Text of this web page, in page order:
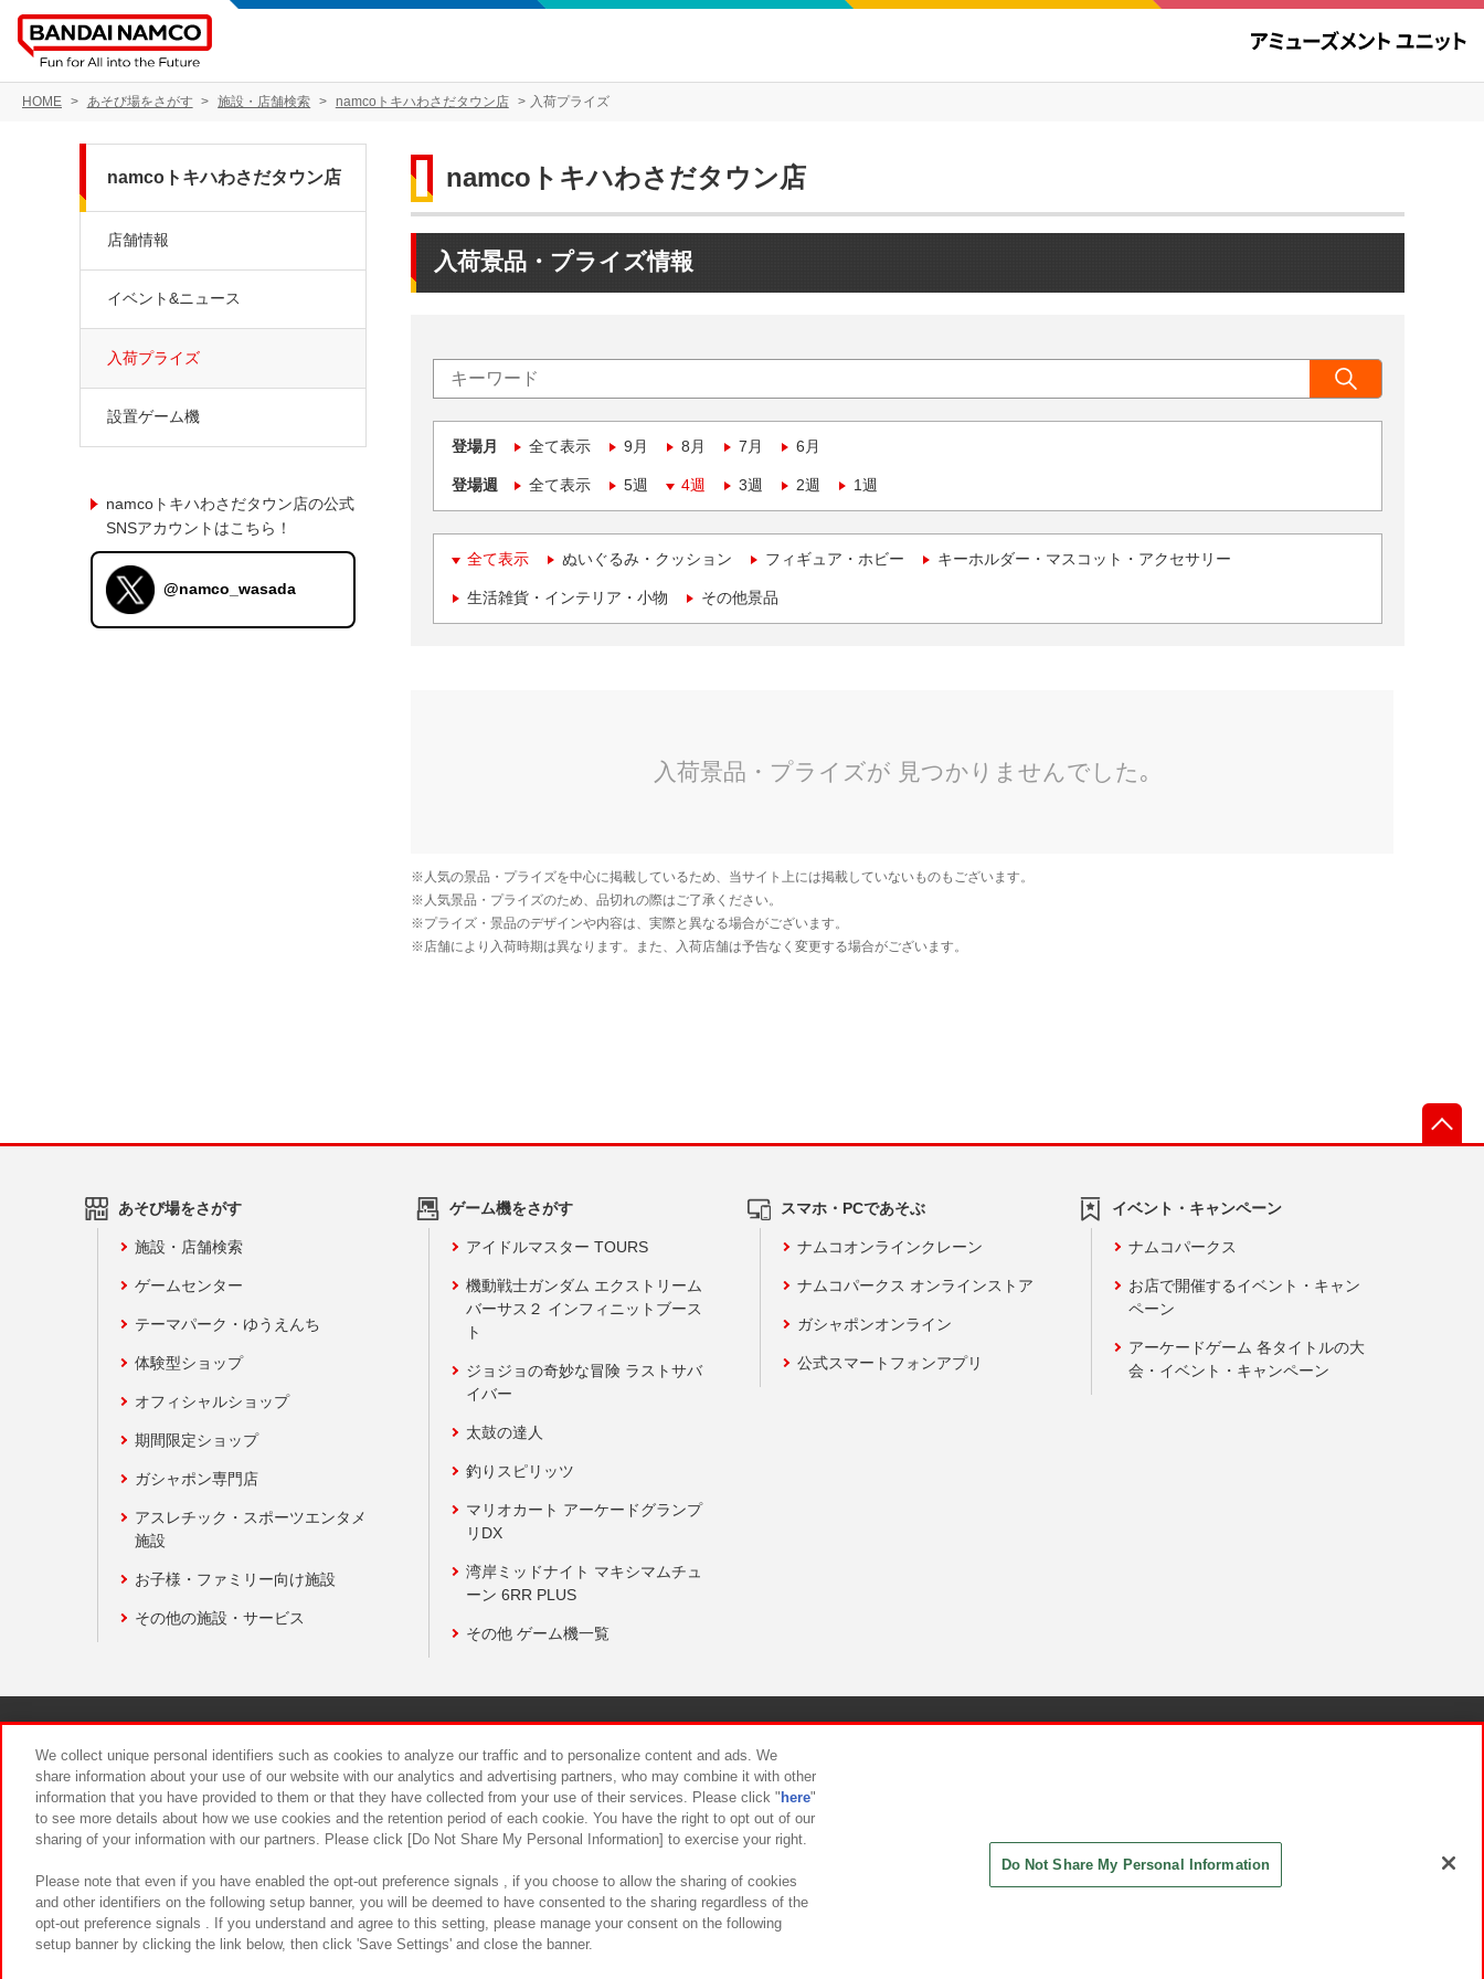
HOME あそび場をさがす 施設・店舗検索 namcoトキハわさだタウン店 入荷プライズ
namcoトキハわさだタウン店
入荷景品・プライズ情報
登場月 全て表示 9月 8月 7月 6月
登場週 全て表示 5週 4週 3週 2週 1週
全て表示 ぬいぐるみ・クッション フィギュア・ホビー キーホルダー・マスコット・アクセサリー
生活雑貨・インテリア・小物 その他景品
namcoトキハわさだタウン店
店舗情報
イベント&ニュース
入荷プライズ
設置ゲーム機
namcoトキハわさだタウン店の公式
SNSアカウントはこちら！
@namco_wasada
あそび場をさがす
施設・店舗検索
ゲームセンター
テーマパーク・ゆうえんち
体験型ショップ
オフィシャルショップ
期間限定ショップ
ガシャポン専門店
アスレチック・スポーツエンタメ
施設
お子様・ファミリー向け施設
その他の施設・サービス
ゲーム機をさがす
アイドルマスター TOURS
機動戦士ガンダム エクストリーム
バーサス２ インフィニットブース
ト
ジョジョの奇妙な冒険 ラストサバ
イバー
太鼓の達人
釣りスピリッツ
マリオカート アーケードグランプ
リDX
湾岸ミッドナイト マキシマムチュ
ーン 6RR PLUS
その他 ゲーム機一覧
スマホ・PCであそぶ
ナムコオンラインクレーン
ナムコパークス オンラインストア
ガシャポンオンライン
公式スマートフォンアプリ
イベント・キャンペーン
ナムコパークス
お店で開催するイベント・キャン
ペーン
アーケードゲーム 各タイトルの大
会・イベント・キャンペーン
食品のご提供について カスタマーハラスメント対応方針
We collect unique personal identifiers such as cookies to analyze our traffic and to personalize content and ads. We
share information about your use of our website with our analytics and advertising partners, who may combine it with other
information that you have provided to them or that they have collected from your use of their services. Please click " here"
to see more details about how we use cookies and the retention period of each cookie. You have the right to opt out of our
sharing of your information with our partners. Please click [Do Not Share My Personal Information] to exercise your right.
Please note that even if you have enabled the opt-out preference signals , if you choose to allow the sharing of cookies
and other identifiers on the following setup banner, you will be deemed to have consented to the sharing regardless of the
opt-out preference signals . If you understand and agree to this setting, please manage your consent on the following
setup banner by clicking the link below, then click 'Save Settings' and close the banner.
Do Not Share My Personal Information